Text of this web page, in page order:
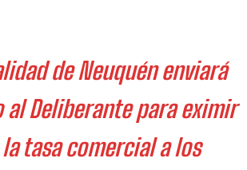
de Neuquén enviará
Deliberante para eximir
tasa comercial a los